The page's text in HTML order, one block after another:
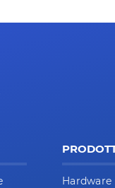
Hardware